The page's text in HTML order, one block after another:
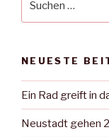
NEUESTE
Ein Rad greift in
Neustadt gehen